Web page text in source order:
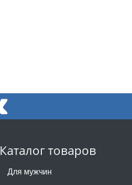
Каталог товаров
Для мужчин